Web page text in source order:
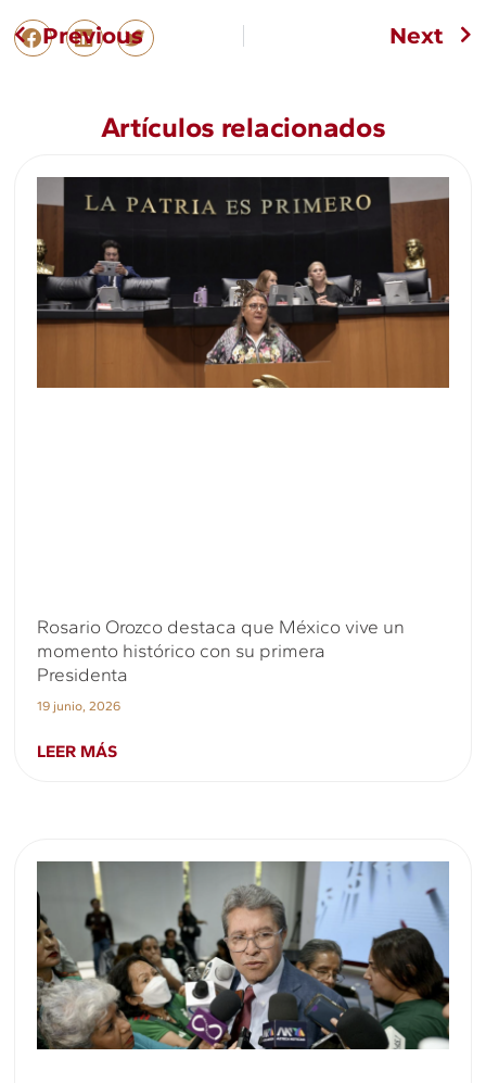
Previous Next
Artículos relacionados
Rosario Orozco destaca que México vive un
momento histórico con su primera
Presidenta
19 junio, 2026
LEER MÁS